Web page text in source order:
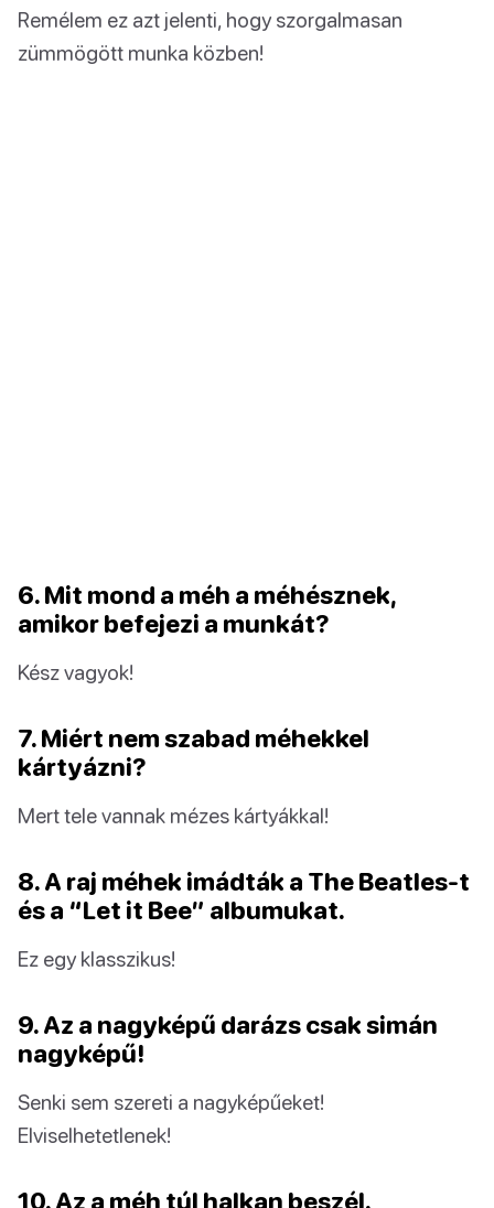
Remélem ez azt jelenti, hogy szorgalmasan
zümmögött munka közben!
6. Mit mond a méh a méhésznek,
amikor befejezi a munkát?
Kész vagyok!
7. Miért nem szabad méhekkel
kártyázni?
Mert tele vannak mézes kártyákkal!
8. A raj méhek imádták a The Beatles-t
és a “Let it Bee” albumukat.
Ez egy klasszikus!
9. Az a nagyképű darázs csak simán
nagyképű!
Senki sem szereti a nagyképűeket!
Elviselhetetlenek!
10. Az a méh túl halkan beszél.